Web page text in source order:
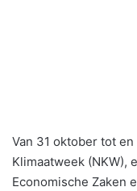
Van 31 oktober tot
Klimaatweek (NKW),
Economische Zaken